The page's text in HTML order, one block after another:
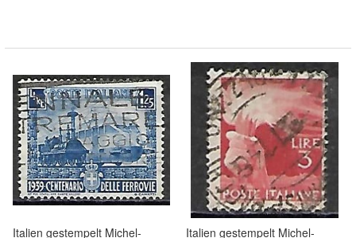
Italien gestempelt Michel-
Italien gestempelt Michel-